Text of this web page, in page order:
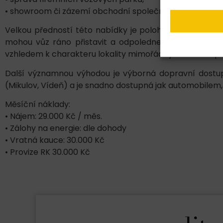
• showroom či zázemí obchodní společnosti.
Velkou předností této nabídky je poloha v
mohou vůz ráno přistavit a odpoledne si jej
vzhledem k charakteru lokality mimořádný obchodní
Další významnou výhodou je výborná dopravní
(Mikulov, Vídeň) a je snadno dostupná jak
Měsíční náklady:
• Nájem: 29.000 Kč / měs.
• Zálohy na energie: dle dohody
• Vratná kauce: 30.000 Kč
• Provize RK 30.000 Kč